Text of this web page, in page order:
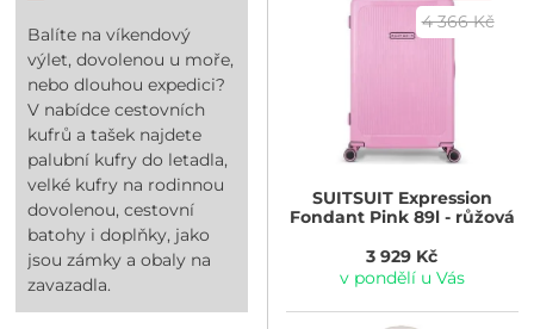
Balíte na víkendový
výlet, dovolenou u moře,
nebo dlouhou expedici?
V nabídce cestovních
kufrů a tašek najdete
palubní kufry do letadla,
velké kufry na rodinnou
dovolenou, cestovní
batohy i doplňky, jako
jsou zámky a obaly na
zavazadla.
4 366 Kč
SUITSUITExpression
Fondant Pink 89l - růžová
3 929 Kč
v pondělí u Vás